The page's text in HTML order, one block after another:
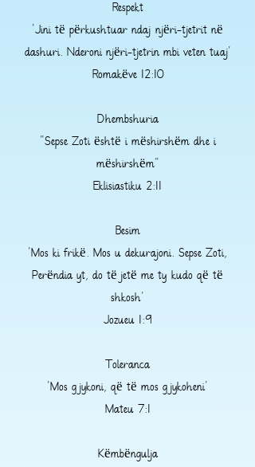
Respekt
'Jini të përkushtuar ndaj njëri-tjetrit në
dashuri. Nderoni njëri-tjetrin mbi veten tuaj'
Romakëve 12:10
Dhembshuria
"Sepse Zoti është i mëshirshëm dhe i
mëshirshëm"
Eklisiastiku 2:11
Besim
'Mos ki frikë. Mos u dekurajoni. Sepse Zoti,
Perëndia yt, do të jetë me ty kudo që të
shkosh'
Jozueu 1:9
Toleranca
'Mos gjykoni, që të mos gjykoheni'
Mateu 7:1
Këmbëngulja